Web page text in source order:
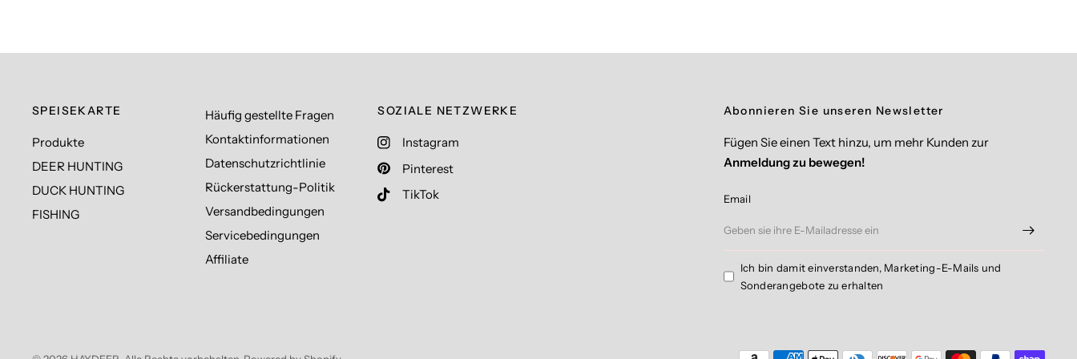
SPEISEKARTE
Produkte
DEER HUNTING
DUCK HUNTING
FISHING
Häufig gestellte Fragen
Kontaktinformationen
Datenschutzrichtlinie
Rückerstattung-Politik
Versandbedingungen
Servicebedingungen
Affiliate
SOZIALE NETZWERKE
Instagram
Pinterest
TikTok
Abonnieren Sie unseren Newsletter
Fügen Sie einen Text hinzu, um mehr Kunden zur
Anmeldung zu bewegen!
Email
Ich bin damit einverstanden, Marketing-E-Mails und
Sonderangebote zu erhalten